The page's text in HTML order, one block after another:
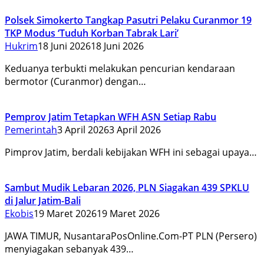
Polsek Simokerto Tangkap Pasutri Pelaku Curanmor 19
TKP Modus ‘Tuduh Korban Tabrak Lari’
Hukrim18 Juni 202618 Juni 2026
Keduanya terbukti melakukan pencurian kendaraan
bermotor (Curanmor) dengan…
Pemprov Jatim Tetapkan WFH ASN Setiap Rabu
Pemerintah3 April 20263 April 2026
Pimprov Jatim, berdali kebijakan WFH ini sebagai upaya…
Sambut Mudik Lebaran 2026, PLN Siagakan 439 SPKLU
di Jalur Jatim-Bali
Ekobis19 Maret 202619 Maret 2026
JAWA TIMUR, NusantaraPosOnline.Com-PT PLN (Persero)
menyiagakan sebanyak 439…